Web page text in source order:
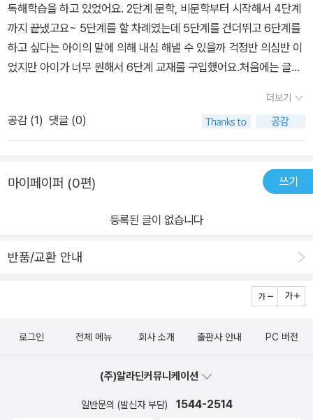
독해학습을 하고 있었어요. 2단계 문학, 비문학부터 시작해서 4단계
까지 끝냈고요~ 5단계를 할 차례였는데 5단계를 건더뛰고 6단계를
하고 싶다는 아이의 말에 의해 내심 해낼 수 있을까 걱정반 의심반 이
었지만 아이가 너무 원해서 6단계 교재를 구입했어요.처음에는 글을
해보자고 설득했더니 차근차근 매일매일 공부를 하더라고요.다양한
문제유형, 지문분석과 어휘학습으로 인해 독해를 체계적으로 습득하
는데 도움이 많이 된 것 같아요.더불어 QR코드로 연결된 강의도 도
더보기
공감 (1) 댓글 (0)
마이페이퍼 (0편) 쓰기
등록된 글이 없습니다
반품/교환 안내
로그인 전체 메뉴 회사 소개 출판사 안내 PC 버전
(주)알라딘커뮤니케이션
일반문의 (발신자 부담) 1544-2514